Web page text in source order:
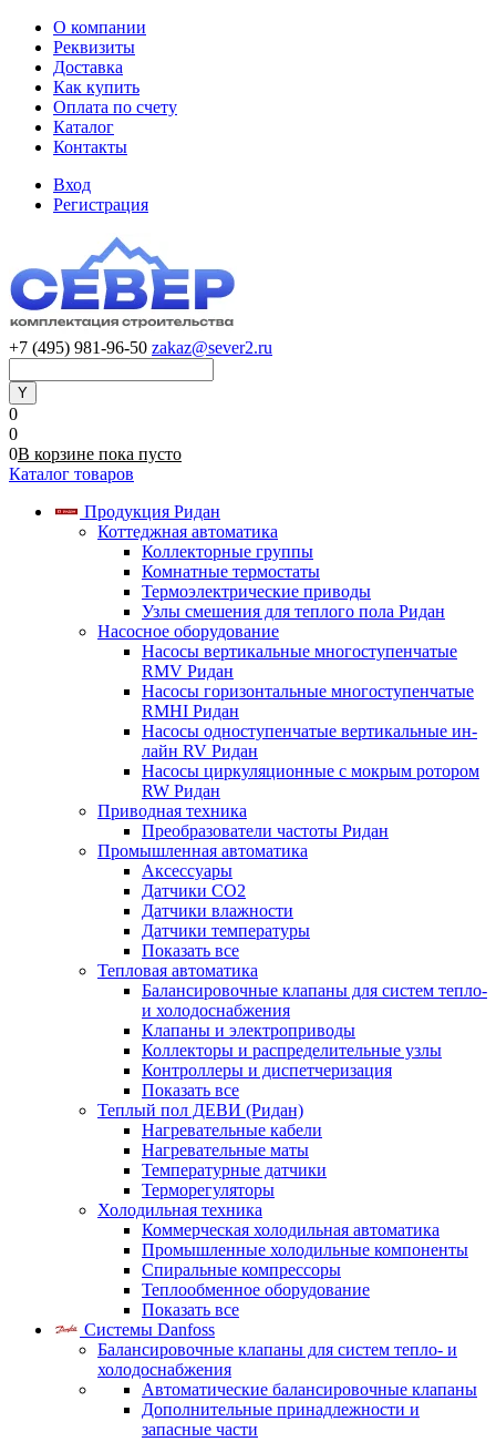
О компании
Реквизиты
Доставка
Как купить
Оплата по счету
Каталог
Контакты
Вход
Регистрация
+7 (495) 981-96-50 zakaz@sever2.ru
0
0
0В корзине пока пусто
Каталог товаров
Продукция Ридан
Коттеджная автоматика
Коллекторные группы
Комнатные термостаты
Термоэлектрические приводы
Узлы смешения для теплого пола Ридан
Насосное оборудование
Насосы вертикальные многоступенчатые
RMV Ридан
Насосы горизонтальные многоступенчатые
RMHI Ридан
Насосы одноступенчатые вертикальные ин-
лайн RV Ридан
Насосы циркуляционные с мокрым ротором
RW Ридан
Приводная техника
Преобразователи частоты Ридан
Промышленная автоматика
Аксессуары
Датчики CO2
Датчики влажности
Датчики температуры
Показать все
Тепловая автоматика
Балансировочные клапаны для систем тепло-
и холодоснабжения
Клапаны и электроприводы
Коллекторы и распределительные узлы
Контроллеры и диспетчеризация
Показать все
Теплый пол ДЕВИ (Ридан)
Нагревательные кабели
Нагревательные маты
Температурные датчики
Терморегуляторы
Холодильная техника
Коммерческая холодильная автоматика
Промышленные холодильные компоненты
Спиральные компрессоры
Теплообменное оборудование
Показать все
Системы Danfoss
Балансировочные клапаны для систем тепло- и
холодоснабжения
Автоматические балансировочные клапаны
Дополнительные принадлежности и
запасные части